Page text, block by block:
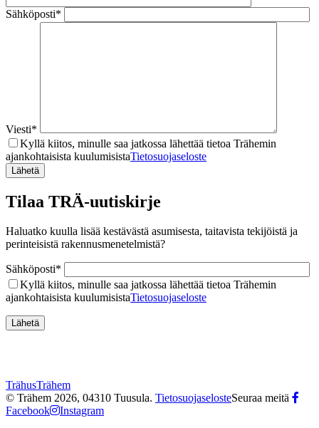
Sähköposti*
Viesti*
Kyllä kiitos, minulle saa jatkossa lähettää tietoa Trähemin
ajankohtaisista kuulumisistaTietosuojaseloste
Tilaa TRÄ-uutiskirje
Haluatko kuulla lisää kestävästä asumisesta, taitavista tekijöistä ja
perinteisistä rakennusmenetelmistä?
Sähköposti*
Kyllä kiitos, minulle saa jatkossa lähettää tietoa Trähemin
ajankohtaisista kuulumisistaTietosuojaseloste
TrähusTrähem
© Trähem 2026, 04310 Tuusula. TietosuojaselosteSeuraa meitä
Facebook
Instagram